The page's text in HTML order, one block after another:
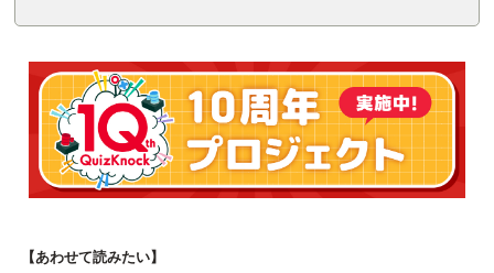
【あわせて読みたい】